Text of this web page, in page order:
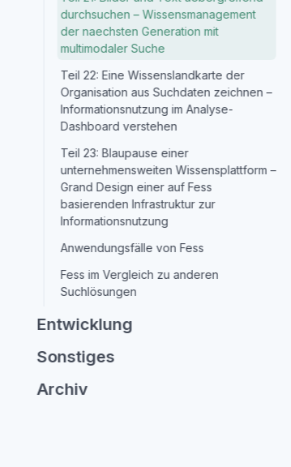
durchsuchen – Wissensmanagement
der naechsten Generation mit
multimodaler Suche
Teil 22: Eine Wissenslandkarte der
Organisation aus Suchdaten zeichnen –
Informationsnutzung im Analyse-
Dashboard verstehen
Teil 23: Blaupause einer
unternehmensweiten Wissensplattform –
Grand Design einer auf Fess
basierenden Infrastruktur zur
Informationsnutzung
Anwendungsfälle von Fess
Fess im Vergleich zu anderen
Suchlösungen
Entwicklung
Sonstiges
Archiv